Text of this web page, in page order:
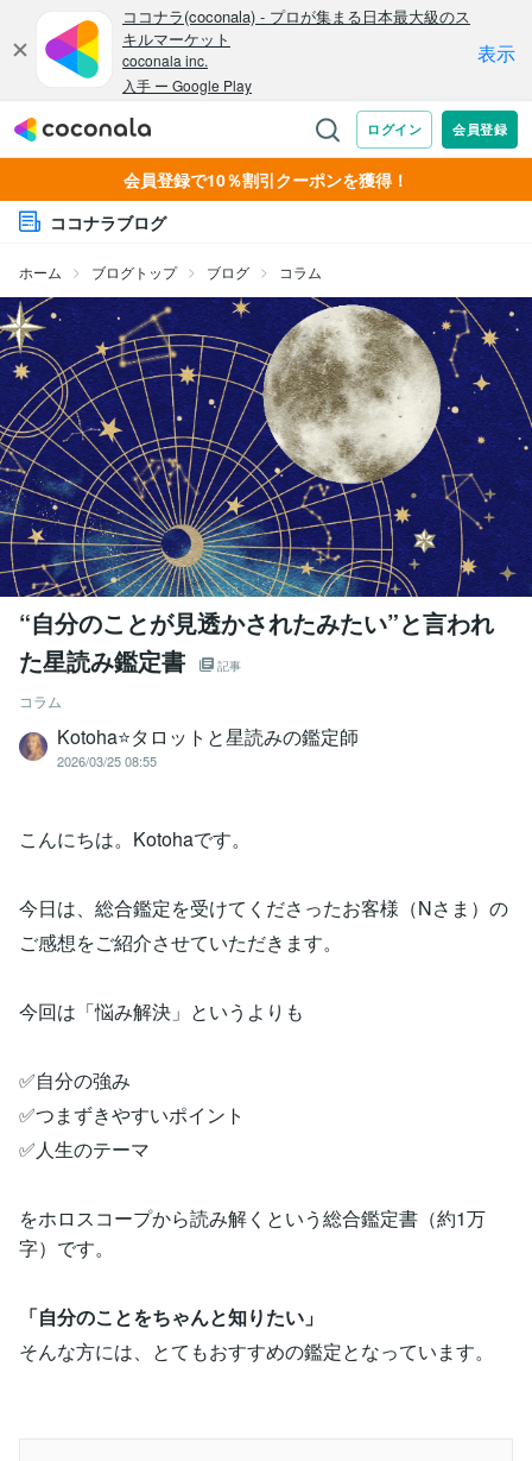
会員登録で10％割引クーポンを獲得！
ココナラブログ
ホーム ブログトップ ブログ コラム
“自分のことが見透かされたみたい”と言われ
た星読み鑑定書
記事
コラム
Kotoha⭐タロットと星読みの鑑定師
2026/03/25 08:55
こんにちは。Kotohaです。
今日は、総合鑑定を受けてくださったお客様（Nさま）の
ご感想をご紹介させていただきます。
今回は「悩み解決」というよりも
✅自分の強み
✅つまずきやすいポイント
✅人生のテーマ
をホロスコープから読み解くという総合鑑定書（約1万
字）です。
「自分のことをちゃんと知りたい」
そんな方には、とてもおすすめの鑑定となっています。